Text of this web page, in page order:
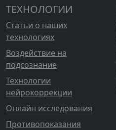
ТЕХНОЛОГИИ
Статьи о наших
технологиях
Воздействие на
подсознание
Технологии
нейрокоррекции
Онлайн исследования
Противопоказания